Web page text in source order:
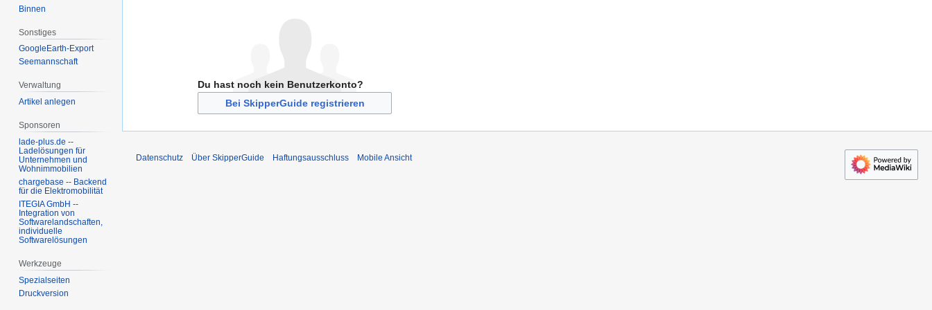
Du hast noch kein Benutzerkonto?
Bei SkipperGuide registrieren
Binnen
Sonstiges
GoogleEarth-Export
Seemannschaft
Verwaltung
Artikel anlegen
Sponsoren
lade-plus.de --
Ladelösungen für
Unternehmen und
Wohnimmobilien
chargebase -- Backend
für die Elektromobilität
ITEGIA GmbH --
Integration von
Softwarelandschaften,
individuelle
Softwarelösungen
Werkzeuge
Spezialseiten
Druckversion
Datenschutz Über SkipperGuide Haftungsausschluss Mobile Ansicht